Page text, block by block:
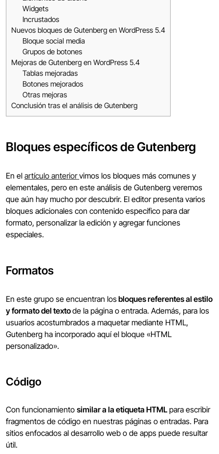
Widgets
Incrustados
Nuevos bloques de Gutenberg en WordPress 5.4
Bloque social media
Grupos de botones
Mejoras de Gutenberg en WordPress 5.4
Tablas mejoradas
Botones mejorados
Otras mejoras
Conclusión tras el análisis de Gutenberg
Bloques específicos de Gutenberg
En el artículo anteriorvimos los bloques más comunes y
elementales, pero en este análisis de Gutenberg veremos
que aún hay mucho por descubrir. El editor presenta varios
bloques adicionales con contenido específico para dar
formato, personalizar la edición y agregar funciones
especiales.
Formatos
En este grupo se encuentran losbloques referentes al estilo
y formato del textode la página o entrada. Además, para los
usuarios acostumbrados a maquetar mediante HTML,
Gutenberg ha incorporado aquí el bloque «HTML
personalizado».
Código
Con funcionamiento similar a la etiqueta HTMLpara escribir
fragmentos de código en nuestras páginas o entradas. Para
sitios enfocados al desarrollo web o de apps puede resultar
útil.